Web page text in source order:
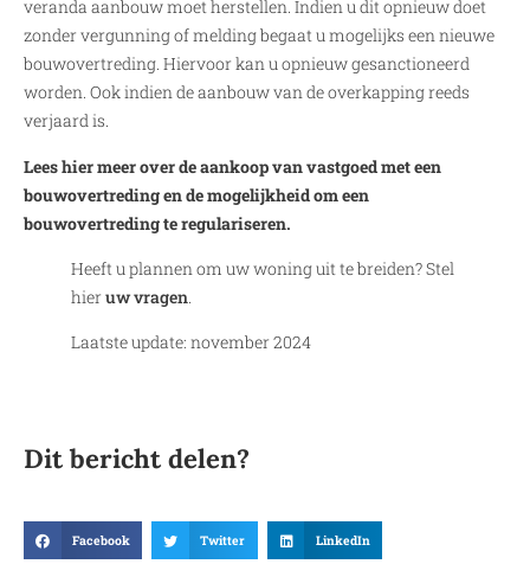
veranda aanbouw moet herstellen. Indien u dit opnieuw doet
zonder vergunning of melding begaat u mogelijks een nieuwe
bouwovertreding. Hiervoor kan u opnieuw gesanctioneerd
worden. Ook indien de aanbouw van de overkapping reeds
verjaard is.
Lees hier meer over de aankoop van vastgoed met een
bouwovertreding en de mogelijkheid om een
bouwovertreding te regulariseren.
Heeft u plannen om uw woning uit te breiden? Stel
hieruw vragen.
Laatste update: november 2024
Dit bericht delen?
Facebook Twitter LinkedIn